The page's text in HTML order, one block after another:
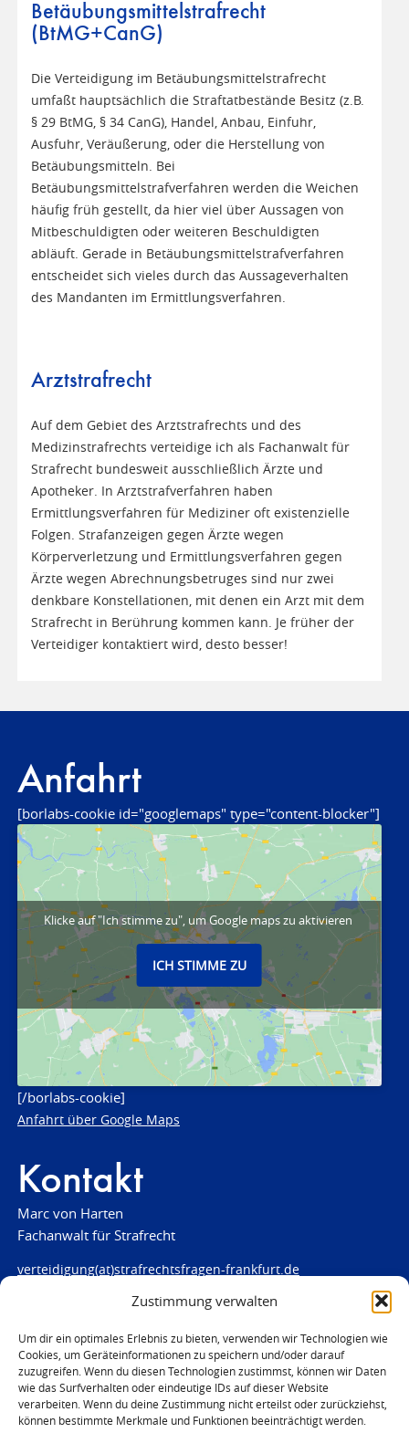
Zustimmung verwalten
Um dir ein optimales Erlebnis zu bieten, verwenden wir Technologien wie
Cookies, um Geräteinformationen zu speichern und/oder darauf
zuzugreifen. Wenn du diesen Technologien zustimmst, können wir Daten
wie das Surfverhalten oder eindeutige IDs auf dieser Website
verarbeiten. Wenn du deine Zustimmung nicht erteilst oder zurückziehst,
können bestimmte Merkmale und Funktionen beeinträchtigt werden.
Betäubungsmittelstrafrecht
(BtMG+CanG)
Die Verteidigung im Betäubungsmittelstrafrecht
umfaßt hauptsächlich die Straftatbestände Besitz (z.B.
§ 29 BtMG, § 34 CanG), Handel, Anbau, Einfuhr,
Ausfuhr, Veräußerung, oder die Herstellung von
Betäubungsmitteln. Bei
Betäubungsmittelstrafverfahren werden die Weichen
häufig früh gestellt, da hier viel über Aussagen von
Mitbeschuldigten oder weiteren Beschuldigten
abläuft. Gerade in Betäubungsmittelstrafverfahren
entscheidet sich vieles durch das Aussageverhalten
des Mandanten im Ermittlungsverfahren.
Arztstrafrecht
Auf dem Gebiet des Arztstrafrechts und des
Medizinstrafrechts verteidige ich als Fachanwalt für
Strafrecht bundesweit ausschließlich Ärzte und
Apotheker. In Arztstrafverfahren haben
Ermittlungsverfahren für Mediziner oft existenzielle
Folgen. Strafanzeigen gegen Ärzte wegen
Körperverletzung und Ermittlungsverfahren gegen
Ärzte wegen Abrechnungsbetruges sind nur zwei
denkbare Konstellationen, mit denen ein Arzt mit dem
Strafrecht in Berührung kommen kann. Je früher der
Verteidiger kontaktiert wird, desto besser!
Anfahrt
[borlabs-cookie id="googlemaps" type="content-blocker"]
Klicke auf "Ich stimme zu", um Google maps zu aktivieren
ICH STIMME ZU
[/borlabs-cookie]
Anfahrt über Google Maps
Kontakt
Marc von Harten
Fachanwalt für Strafrecht
verteidigung(at)strafrechtsfragen-frankfurt.de
www.strafrechtsfragen-frankfurt.de
Louisenstraße 84
61348 Bad Homburg
Telefon:06172 - 66 28 00
Telefax: 06172 - 66 28 01